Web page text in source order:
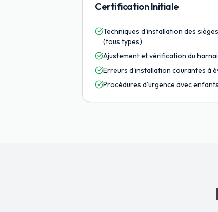
Certification Initiale
Techniques d'installation des sièges
(tous types)
Ajustement et vérification du
Erreurs d'installation courantes à
Procédures d'urgence avec enfants